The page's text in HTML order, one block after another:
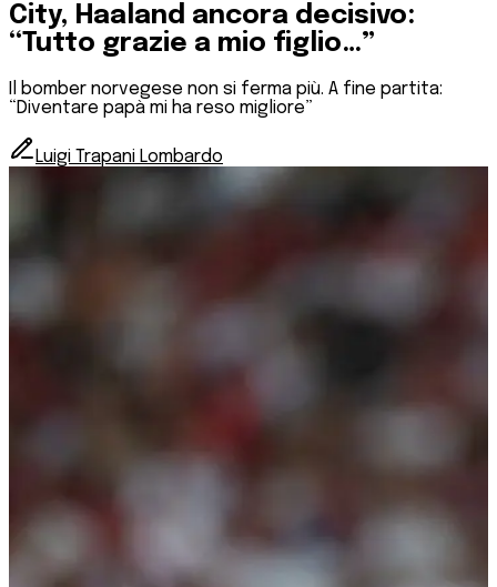
City, Haaland ancora decisivo:
“Tutto grazie a mio figlio…”
Il bomber norvegese non si ferma più. A fine partita:
“Diventare papà mi ha reso migliore”
Luigi Trapani Lombardo